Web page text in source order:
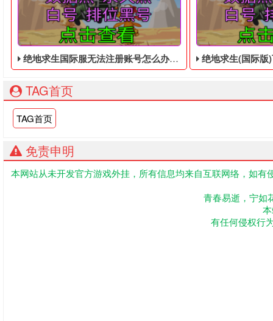
绝地求生黑号自2017年推出以来，黑号的价格经历了多次波
有人分析过绝地
绝地求生国际服无法注册账号怎么办? - 绝地求生免费的皮肤黑号 绝地求生(国际版)下载
TAG首页
TAG首页
免责申明
本网站从未开发官方游戏外挂，所有信息均来自互联网络，如
青春易逝，宁如
有任何侵权行